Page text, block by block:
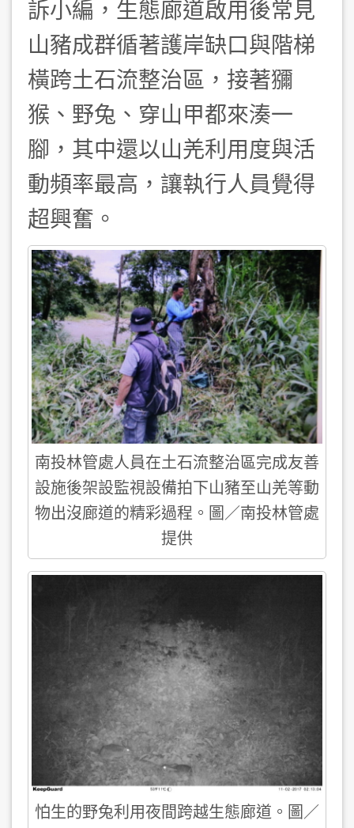
訴小編，生態廊道啟用後常見
山豬成群循著護岸缺口與階梯
橫跨土石流整治區，接著獼
猴、野兔、穿山甲都來湊一
腳，其中還以山羌利用度與活
動頻率最高，讓執行人員覺得
超興奮。
南投林管處人員在土石流整治區完成友善
設施後架設監視設備拍下山豬至山羌等動
物出沒廊道的精彩過程。圖／南投林管處
提供
怕生的野兔利用夜間跨越生態廊道。圖／